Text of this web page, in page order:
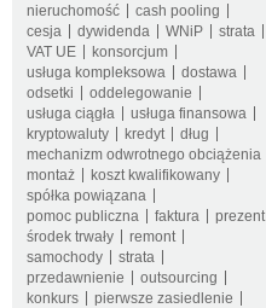
nieruchomość
cash pooling
cesja
dywidenda WNiP
strata
VAT UE
konsorcjum
usługa kompleksowa
dostawa
odsetki
oddelegowanie
usługa ciągła
usługa finansowa
kryptowaluty
kredyt
dług
mechanizm odwrotnego obciążenia
montaż
koszt kwalifikowany
spółka powiązana
pomoc publiczna
faktura
prezent
środek trwały
remont
samochody
strata
przedawnienie
outsourcing
konkurs
pierwsze zasiedlenie